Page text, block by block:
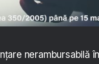
nerambursabilă